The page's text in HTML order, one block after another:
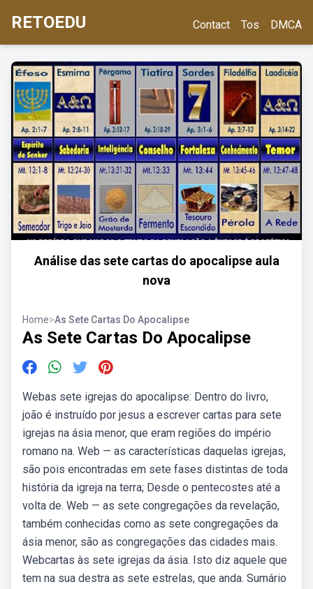
RETOEDU Contact Tos DMCA
Análise das sete cartas do apocalipse aula
nova
Home>As Sete Cartas Do Apocalipse
As Sete Cartas Do Apocalipse
Webas sete igrejas do apocalipse: Dentro do livro,
joão é instruído por jesus a escrever cartas para sete
igrejas na ásia menor, que eram regiões do império
romano na. Web — as características daquelas igrejas,
são pois encontradas em sete fases distintas de toda
história da igreja na terra; Desde o pentecostes até a
volta de. Web — as sete congregações da revelação,
também conhecidas como as sete congregações da
ásia menor, são as congregações das cidades mais.
Webcartas às sete igrejas da ásia. Isto diz aquele que
tem na sua destra as sete estrelas, que anda. Sumário